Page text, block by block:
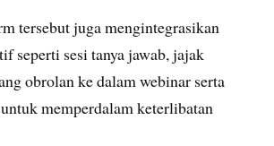
tersebut juga mengintegrasikan
seperti sesi tanya jawab, jajak
obrolan ke dalam webinar serta
memperdalam keterlibatan